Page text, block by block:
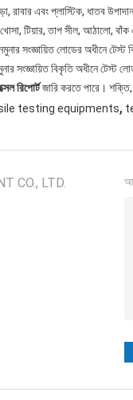
রাবার এবং প্লাস্টিক, ধাতব
টিয়ার, তাপ সীল, আঠালো,
সংজ্ঞায়িত লোডের অধীনে টেস্ট
সংজ্ঞায়িত বিকৃতি অধীনে টেস্ট
রিপোর্টজারি করতে পারে। শক্তি,
testing equipments,
CO., LTD.